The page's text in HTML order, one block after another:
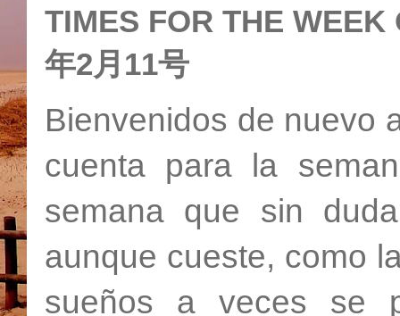
TIMES FOR THE WEEK
年2月11号
Bienvenidos de nuevo
cuenta para la
semana que sin
aunque cueste, como
sueños a veces se